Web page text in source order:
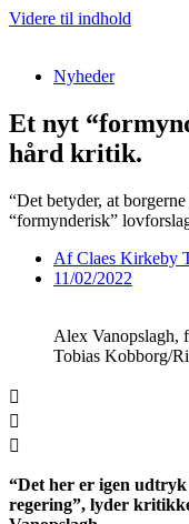
Videre til indhold
Nyheder
Et nyt
hård kritik.
“Det betyder, at
“formynderisk”
AfClaes Kirkeby
11/02/2022
Alex Vanopslagh,
Tobias Kobborg/
“Det her er igen
regering”, lyder